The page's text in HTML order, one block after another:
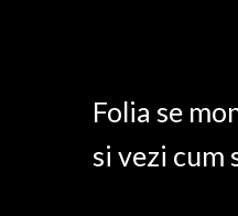
Folia se
si vezi cum